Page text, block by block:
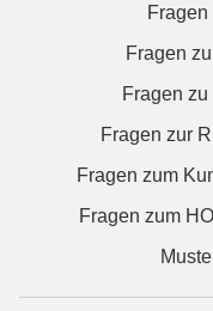
Fragen
Fragen
Fragen zur
Fragen zum
Fragen zum